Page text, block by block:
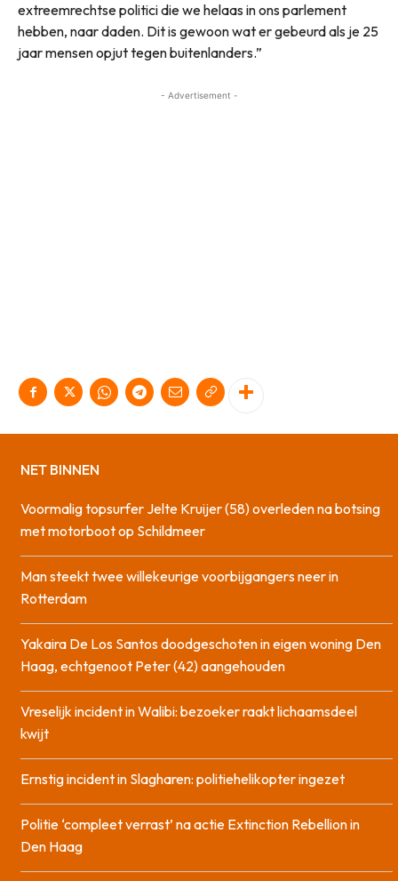
extreemrechtse politici die we helaas in ons parlement
hebben, naar daden. Dit is gewoon wat er gebeurd als je 25
jaar mensen opjut tegen buitenlanders.”
- Advertisement -
NET BINNEN
Voormalig topsurfer Jelte Kruijer (58) overleden na botsing
met motorboot op Schildmeer
Man steekt twee willekeurige voorbijgangers neer in
Rotterdam
Yakaira De Los Santos doodgeschoten in eigen woning Den
Haag, echtgenoot Peter (42) aangehouden
Vreselijk incident in Walibi: bezoeker raakt lichaamsdeel
kwijt
Ernstig incident in Slagharen: politiehelikopter ingezet
Politie ‘compleet verrast’ na actie Extinction Rebellion in
Den Haag